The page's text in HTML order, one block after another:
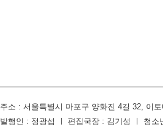
주소 : 서울특별시 마포구 양화진 4길 32, 이
발행인 : 정광섭 ㅣ 편집국장 : 김기성 ㅣ 청